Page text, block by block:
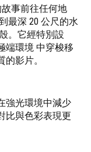
故事前往任何地
最深 20 公尺的水
。它經特別設
端環境 中穿梭移
影片。
強光環境中減少
比與色彩表現更